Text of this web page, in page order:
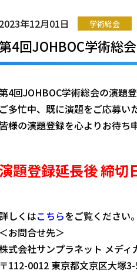
2023年12月01日 学術総会
4回JOHBOC学術総
4回JOHBOC学術総会の演題
ご多忙中、既に演題をご応募い
様の演題登録を心よりお待ち
演題登録延長後 締
しくはこちらをご覧ください。
＜お問合せ先＞
式会社サンプラネット メデ
〒112-0012 東京都文京区大塚